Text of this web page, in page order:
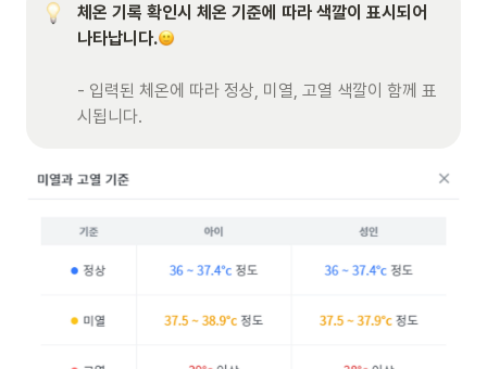
체온 기록 확인시 체온 기준에 따라 색깔이 표시되어
나타납니다.
- 입력된 체온에 따라 정상, 미열, 고열 색깔이 함께 표
시됩니다.